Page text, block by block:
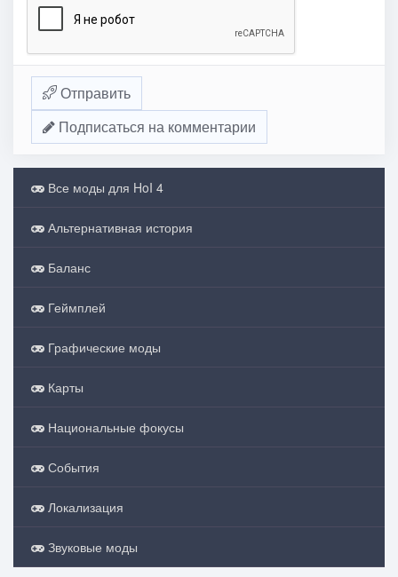
Отправить
Подписаться на комментарии
Все моды для HoI 4
Альтернативная история
Баланс
Геймплей
Графические моды
Карты
Национальные фокусы
События
Локализация
Звуковые моды